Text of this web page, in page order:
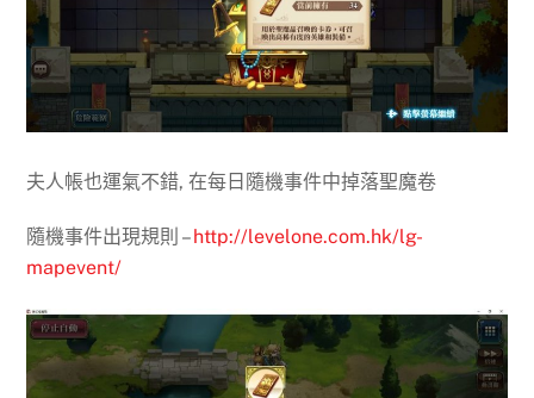
夫人帳也運氣不錯, 在每日隨機事件中掉落聖魔卷
隨機事件出現規則 – http://levelone.com.hk/lg-
mapevent/